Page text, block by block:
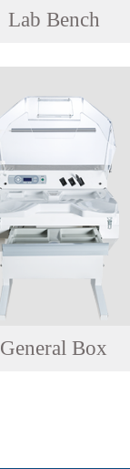
Lab Bench
General Box